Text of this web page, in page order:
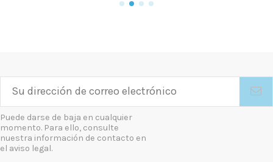
Puede darse de baja en cualquier
momento. Para ello, consulte
nuestra información de contacto en
el aviso legal.